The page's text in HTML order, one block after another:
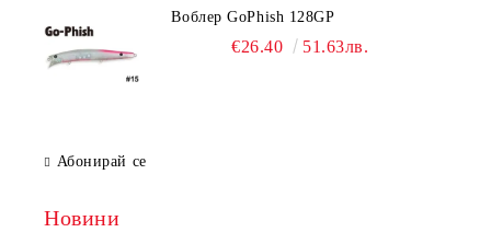
Воблер GoPhish 128GP
€26.40 51.63лв.
Абонирай се
Новини